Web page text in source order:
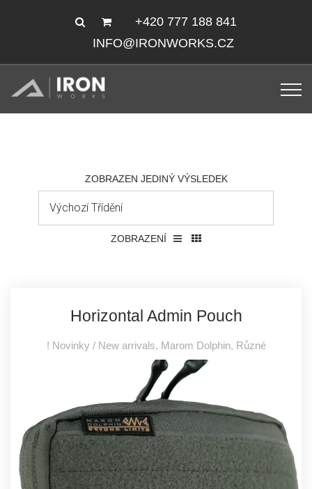
+420 777 188 841
INFO@IRONWORKS.CZ
ZOBRAZEN JEDINÝ VÝSLEDEK
ZOBRAZENÍ
Horizontal Admin Pouch
! Novinky / New arrivals, Marom Dolphin, Různé